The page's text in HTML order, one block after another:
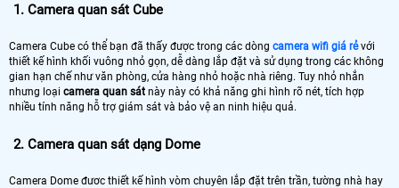
1. Camera quan sát Cube
Camera Cube có thể bạn đã thấy được trong các dòng camera wifi giá rẻvới
thiết kế hình khối vuông nhỏ gọn, dễ dàng lắp đặt và sử dụng trong các không
gian hạn chế như văn phòng, cửa hàng nhỏ hoặc nhà riêng. Tuy nhỏ nhắn
nhưng loại camera quan sát này này có khả năng ghi hình rõ nét, tích hợp
nhiều tính năng hỗ trợ giám sát và bảo vệ an ninh hiệu quả.
2. Camera quan sát dạng Dome
Camera Dome đươc thiết kế hình vòm chuyên lắp đặt trên trần, tường nhà hay